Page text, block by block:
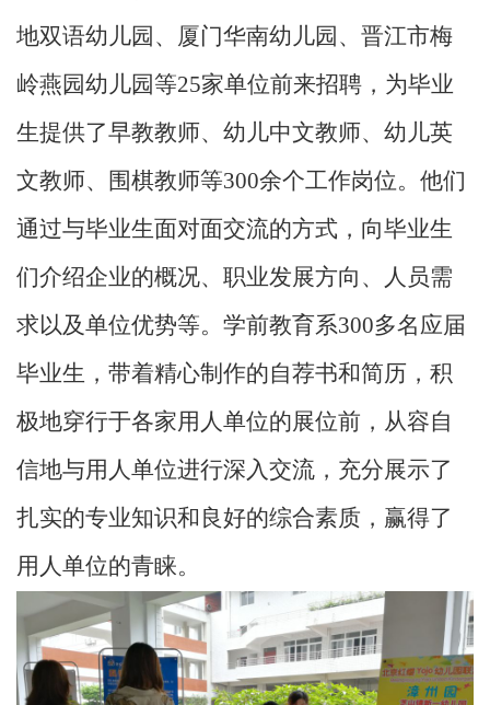
地双语幼儿园、厦门华南幼儿园、晋江市梅
岭燕园幼儿园等25家单位前来招聘，为毕业
生提供了早教教师、幼儿中文教师、幼儿英
文教师、围棋教师等300余个工作岗位。他们
通过与毕业生面对面交流的方式，向毕业生
们介绍企业的概况、职业发展方向、人员需
求以及单位优势等。学前教育系300多名应届
毕业生，带着精心制作的自荐书和简历，积
极地穿行于各家用人单位的展位前，从容自
信地与用人单位进行深入交流，充分展示了
扎实的专业知识和良好的综合素质，赢得了
用人单位的青睐。